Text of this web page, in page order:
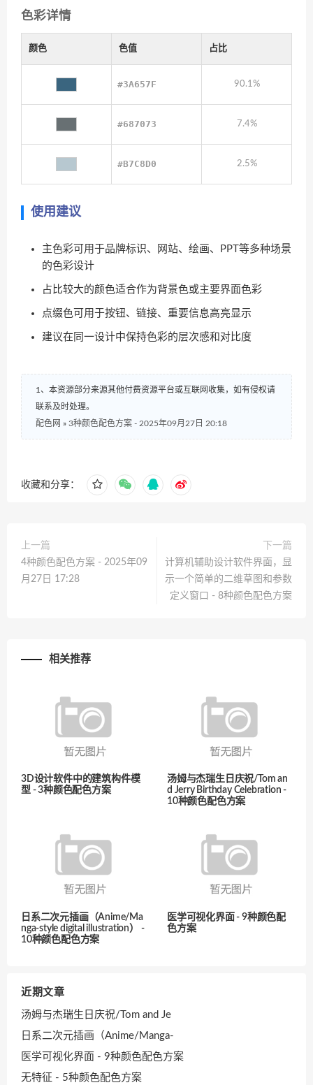
色彩详情
颜色 色值 占比
#3A657F 90.1%
#687073 7.4%
#B7C8D0 2.5%
使用建议
主色彩可用于品牌标识、网站、绘画、PPT等多种场景
的色彩设计
占比较大的颜色适合作为背景色或主要界面色彩
点缀色可用于按钮、链接、重要信息高亮显示
建议在同一设计中保持色彩的层次感和对比度
1、本资源部分来源其他付费资源平台或互联网收集，如有侵权请
联系及时处理。
配色网 » 3种颜色配色方案 - 2025年09月27日 20:18
收藏和分享：
上一篇
4种颜色配色方案 - 2025年09
月27日 17:28
下一篇
计算机辅助设计软件界面，显
示一个简单的二维草图和参数
定义窗口 - 8种颜色配色方案
相关推荐
3D设计软件中的建筑构件模
型 - 3种颜色配色方案
汤姆与杰瑞生日庆祝/Tom an
d Jerry Birthday Celebration -
10种颜色配色方案
日系二次元插画（Anime/Ma
nga-style digital illustration） -
10种颜色配色方案
医学可视化界面 - 9种颜色配
色方案
近期文章
汤姆与杰瑞生日庆祝/Tom and Je
日系二次元插画（Anime/Manga-
医学可视化界面 - 9种颜色配色方案
无特征 - 5种颜色配色方案